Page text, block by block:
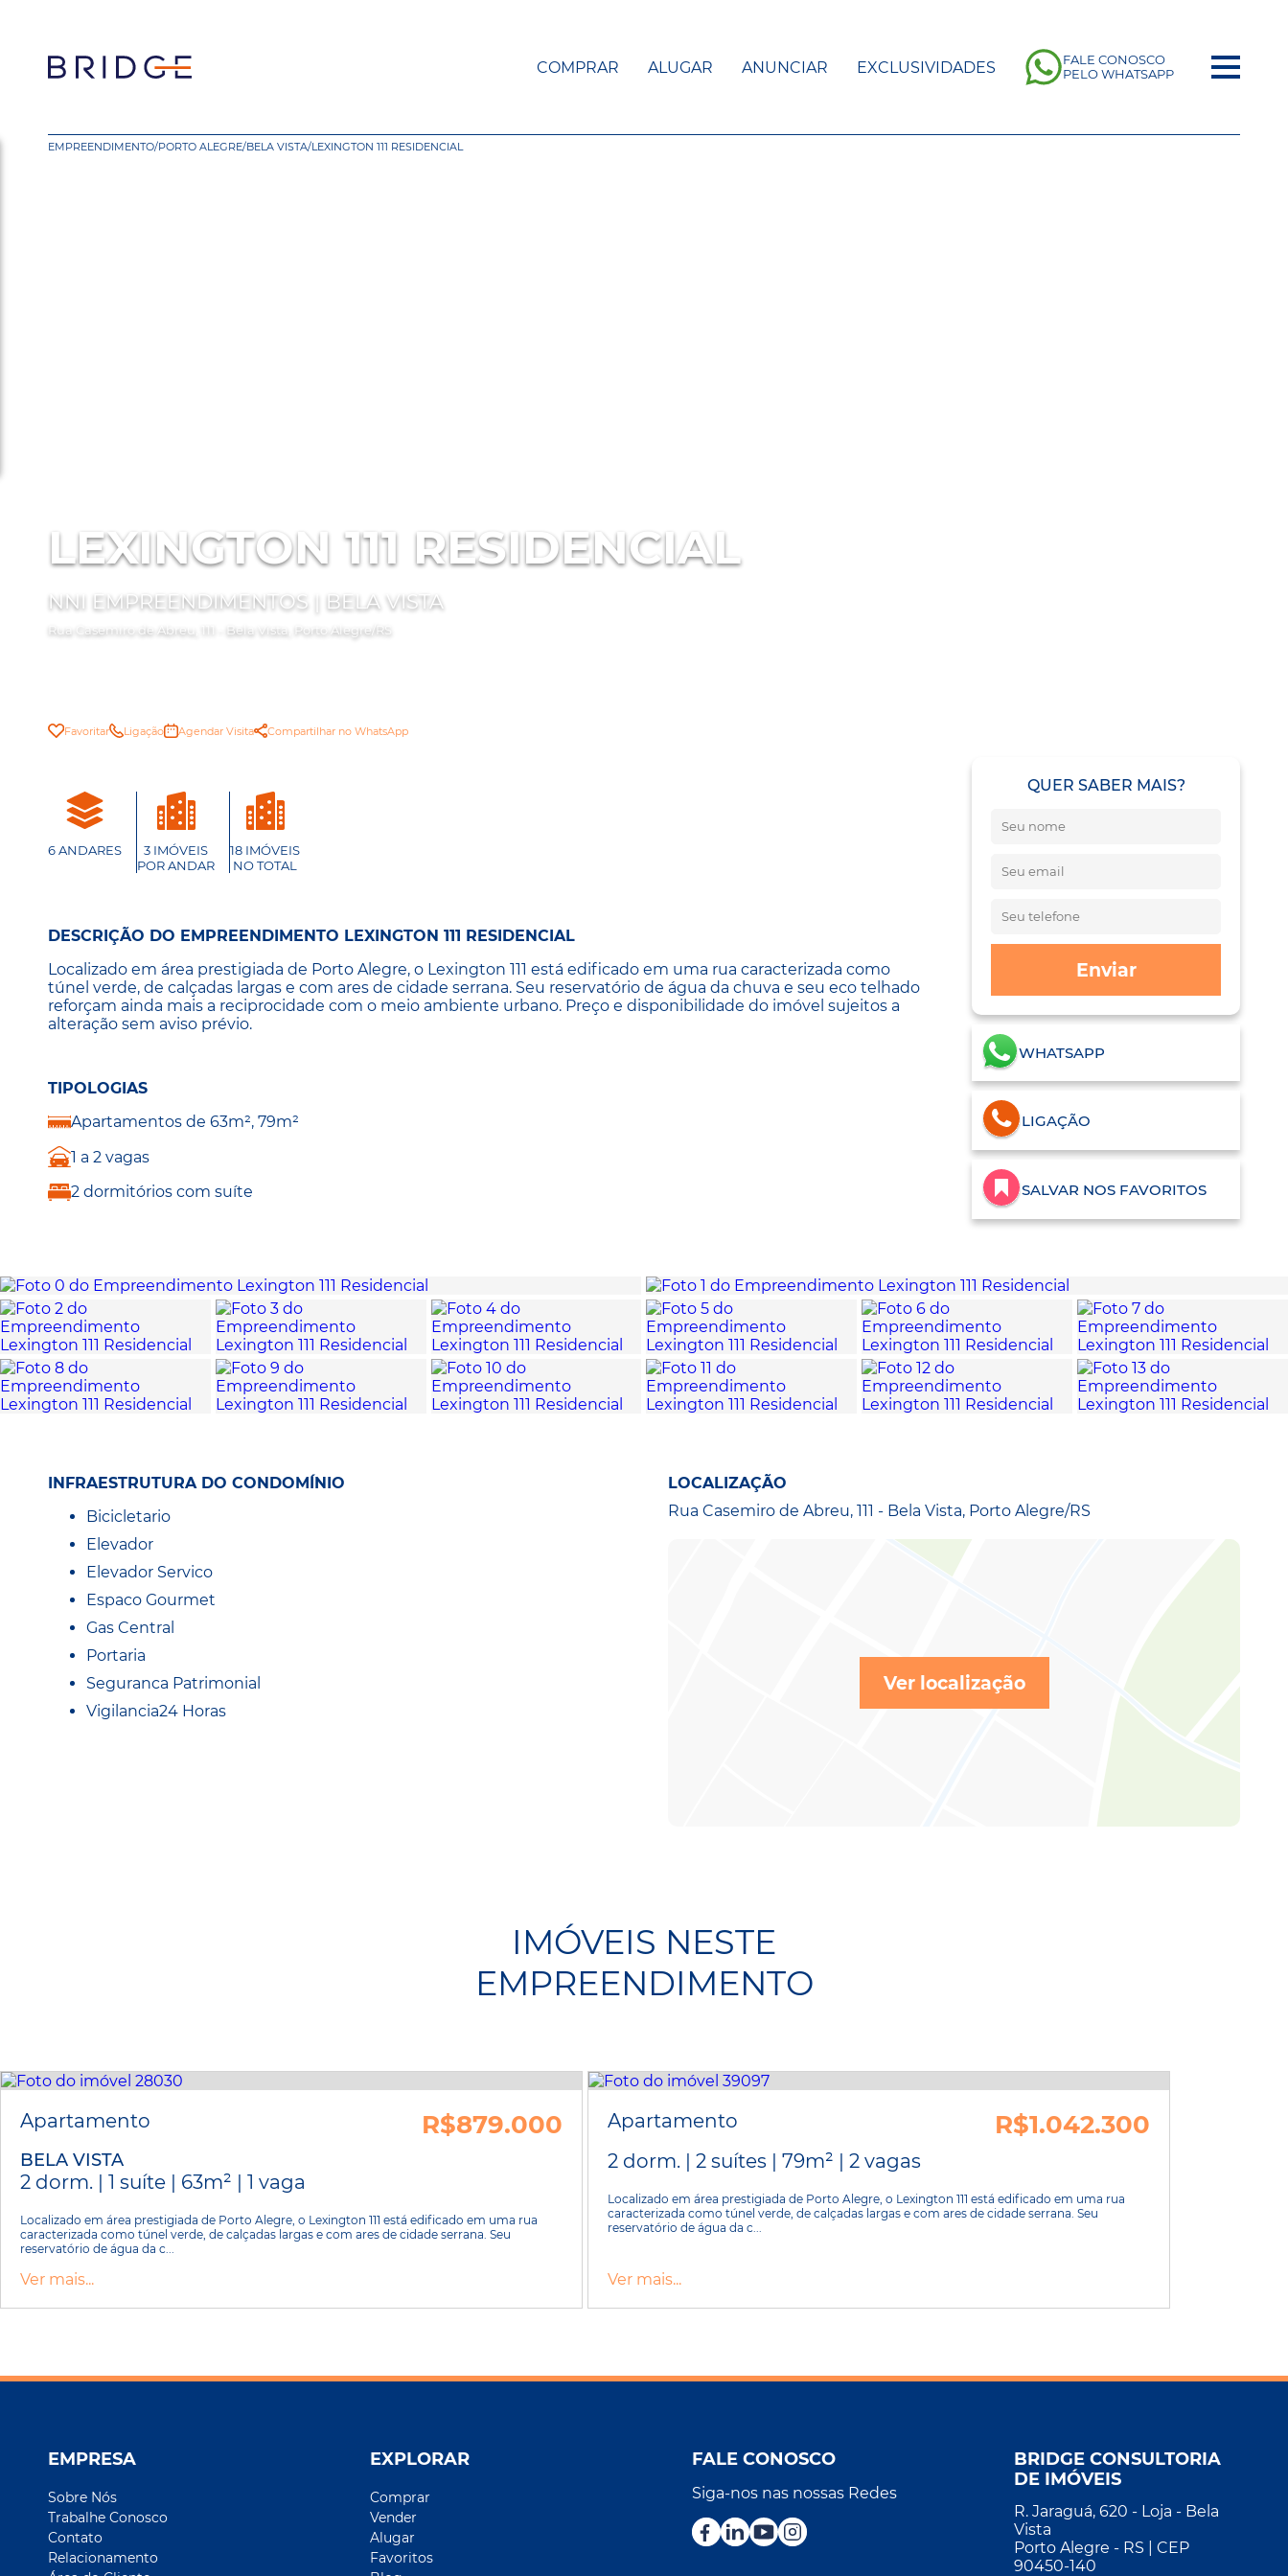
COMPRAR ALUGAR ANUNCIAR EXCLUSIVIDADES
FALE CONOSCO
PELO WHATSAPP
EMPREENDIMENTO/PORTO ALEGRE/BELA VISTA/LEXINGTON 111 RESIDENCIAL
LEXINGTON 111 RESIDENCIAL
NNI EMPREENDIMENTOS | BELA VISTA
Rua Casemiro de Abreu, 111 - Bela Vista, Porto Alegre/RS
Favoritar Ligação Agendar Visita Compartilhar no WhatsApp
6 ANDARES
3 IMÓVEIS
POR ANDAR
18 IMÓVEIS
NO TOTAL
DESCRIÇÃO DO EMPREENDIMENTO LEXINGTON 111 RESIDENCIAL
Localizado em área prestigiada de Porto Alegre, o Lexington 111 está edificado em uma rua caracterizada como
túnel verde, de calçadas largas e com ares de cidade serrana. Seu reservatório de água da chuva e seu eco telhado
reforçam ainda mais a reciprocidade com o meio ambiente urbano. Preço e disponibilidade do imóvel sujeitos a
alteração sem aviso prévio.
TIPOLOGIAS
Apartamentos de 63m², 79m²
1 a 2 vagas
2 dormitórios com suíte
QUER SABER MAIS?
Enviar
WHATSAPP
LIGAÇÃO
SALVAR NOS FAVORITOS
INFRAESTRUTURA DO CONDOMÍNIO
Bicicletario
Elevador
Elevador Servico
Espaco Gourmet
Gas Central
Portaria
Seguranca Patrimonial
Vigilancia24 Horas
LOCALIZAÇÃO
Rua Casemiro de Abreu, 111 - Bela Vista, Porto Alegre/RS
Ver localização
IMÓVEIS NESTE
EMPREENDIMENTO
Apartamento R$879.000
BELA VISTA
2 dorm. | 1 suíte | 63m² | 1 vaga
Localizado em área prestigiada de Porto Alegre, o Lexington 111 está edificado em uma rua
caracterizada como túnel verde, de calçadas largas e com ares de cidade serrana. Seu
reservatório de água da c...
Ver mais...
Apartamento R$1.042.300
2 dorm. | 2 suítes | 79m² | 2 vagas
Localizado em área prestigiada de Porto Alegre, o Lexington 111 está edificado em uma rua
caracterizada como túnel verde, de calçadas largas e com ares de cidade serrana. Seu
reservatório de água da c...
Ver mais...
EMPRESA
Sobre Nós
Trabalhe Conosco
Contato
Relacionamento
EXPLORAR
Comprar
Vender
Alugar
Favoritos
FALE CONOSCO
Siga-nos nas nossas Redes
BRIDGE CONSULTORIA
DE IMÓVEIS
R. Jaraguá, 620 - Loja - Bela
Vista
Porto Alegre - RS | CEP
90450-140